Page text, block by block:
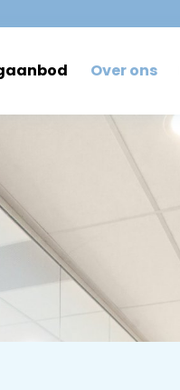
Over ons